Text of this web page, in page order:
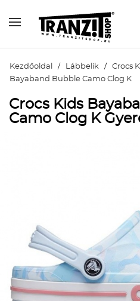
Kezdőoldal / Lábbelik / Crocs
Bayaband Bubble Camo Clog K
Crocs Kids
Camo Clog K